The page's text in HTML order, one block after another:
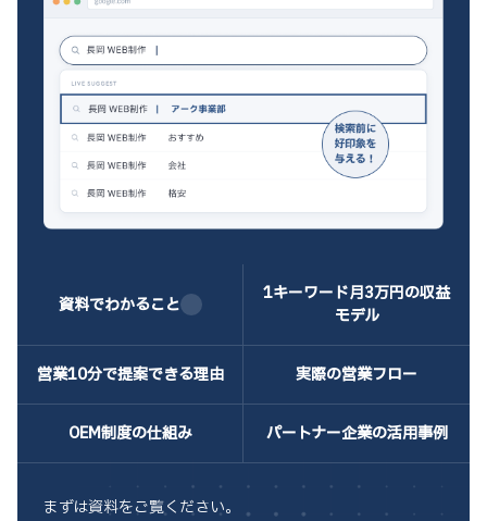
資料でわかること 1キーワード月3万円の収益
モデル
営業10分で提案できる理由 実際の営業フロー
OEM制度の仕組み パートナー企業の活用事例
まずは資料をご覧ください。